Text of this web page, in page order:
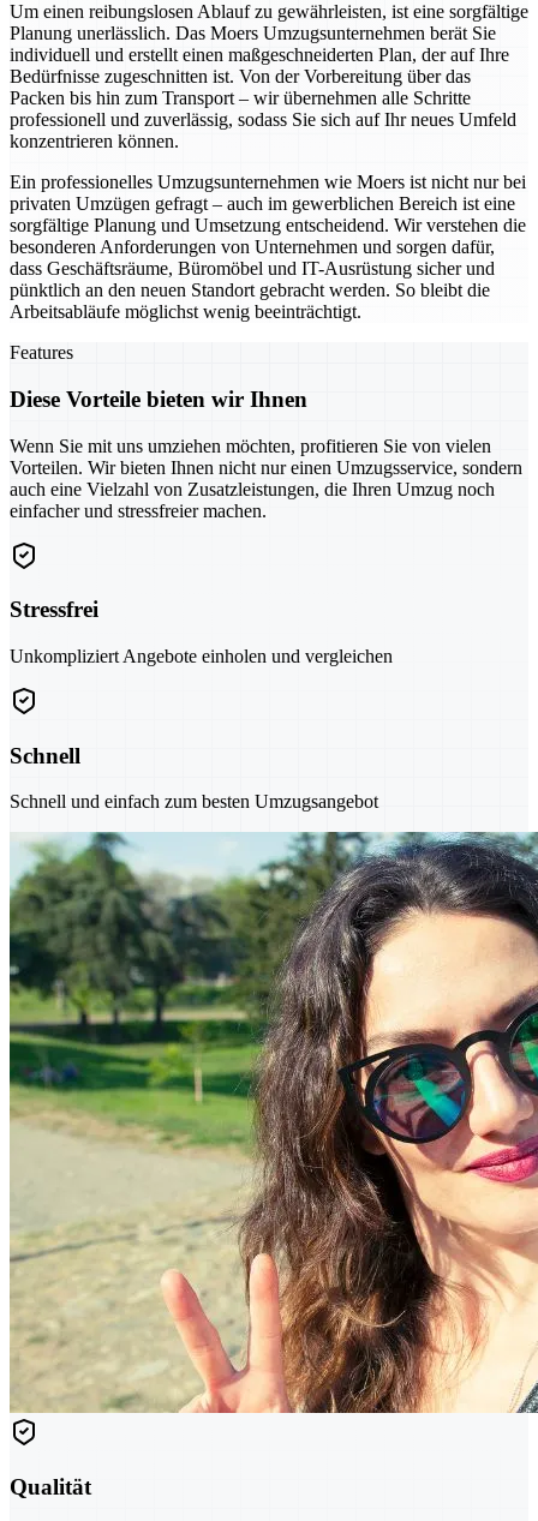
Um einen reibungslosen Ablauf zu gewährleisten, ist eine sorgfältige
Planung unerlässlich. Das Moers Umzugsunternehmen berät Sie
individuell und erstellt einen maßgeschneiderten Plan, der auf Ihre
Bedürfnisse zugeschnitten ist. Von der Vorbereitung über das
Packen bis hin zum Transport – wir übernehmen alle Schritte
professionell und zuverlässig, sodass Sie sich auf Ihr neues Umfeld
konzentrieren können.
Ein professionelles Umzugsunternehmen wie Moers ist nicht nur bei
privaten Umzügen gefragt – auch im gewerblichen Bereich ist eine
sorgfältige Planung und Umsetzung entscheidend. Wir verstehen die
besonderen Anforderungen von Unternehmen und sorgen dafür,
dass Geschäftsräume, Büromöbel und IT-Ausrüstung sicher und
pünktlich an den neuen Standort gebracht werden. So bleibt die
Arbeitsabläufe möglichst wenig beeinträchtigt.
Features
Diese Vorteile bieten wir Ihnen
Wenn Sie mit uns umziehen möchten, profitieren Sie von vielen
Vorteilen. Wir bieten Ihnen nicht nur einen Umzugsservice, sondern
auch eine Vielzahl von Zusatzleistungen, die Ihren Umzug noch
einfacher und stressfreier machen.
Stressfrei
Unkompliziert Angebote einholen und vergleichen
Schnell
Schnell und einfach zum besten Umzugsangebot
Qualität